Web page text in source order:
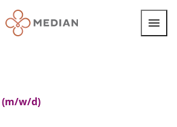
Fachkräfte
w/d)